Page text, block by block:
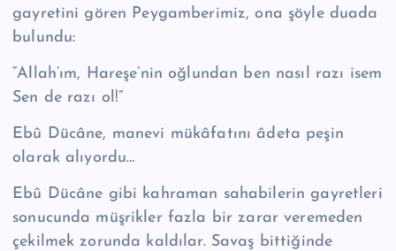
gayretini gören Pey­gamberimiz, ona şöyle duada
bulundu:
“Allah’ım, Hareşe’nin oğlundan ben nasıl razı isem
Sen de razı ol!”
Ebû Dücâne, manevi mükâfatını âdeta peşin
olarak alıyordu…
Ebû Dücâne gibi kahraman sahabilerin gayretleri
sonucunda müşrikler fazla bir zarar veremeden
çekilmek zorunda kaldılar. Savaş bittiğinde